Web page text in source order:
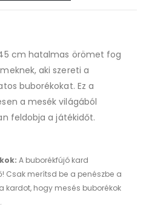
45 cm hatalmas örömet fog
aki szereti a
buborékokat. Ez a
a mesék világából
feldobja a játékidőt.
A buborékfújó kard
Csak merítsd be a penészbe a
kardot, hogy mesés buborékok